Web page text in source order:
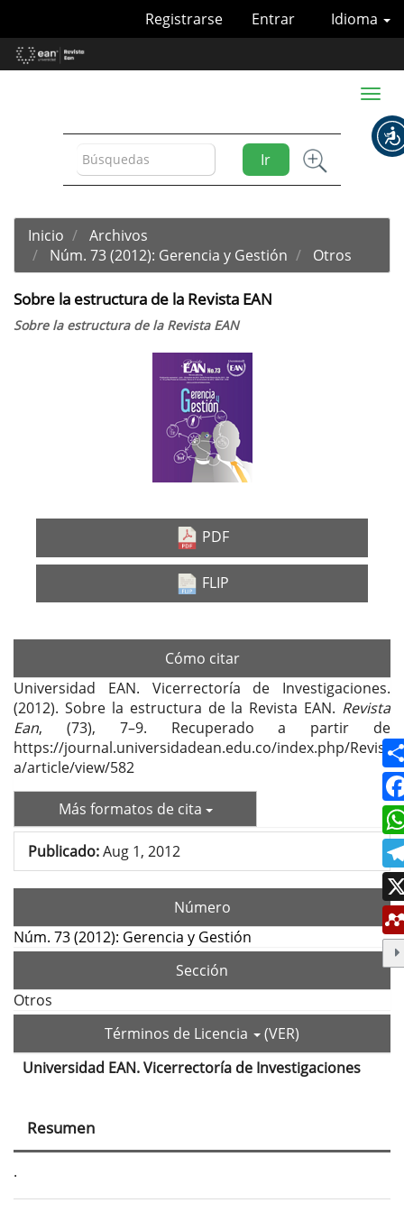
Contenido
principal
Idioma
Registrarse Entrar
Ir
Toggle
Inicio
Archivos
Núm. 73 (2012): Gerencia y Gestión
Otros
Sobre la estructura de la Revista EAN
Sobre la estructura de la Revista EAN
PDF
FLIP
Cómo citar
Universidad EAN. Vicerrectoría de Investigaciones.
(2012). Sobre la estructura de la Revista EAN. Revista
Ean, (73), 7–9. Recuperado a partir de
https://journal.universidadean.edu.co/index.php/Revist
a/article/view/582
Más formatos de cita
Publicado:Aug 1, 2012
Número
Núm. 73 (2012): Gerencia y Gestión
Sección
Otros
Términos de Licencia
(VER)
Contenido
principal
del
Universidad EAN. Vicerrectoría de Investigaciones
Resumen
.